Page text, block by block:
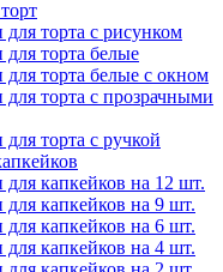
торта с рисунком
торта белые
торта белые с окном
торта с прозрачными
торта с ручкой
капкейков на 12 шт.
капкейков на 9 шт.
капкейков на 6 шт.
капкейков на 4 шт.